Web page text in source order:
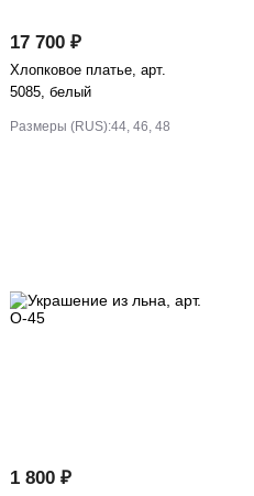
17 700 ₽
Хлопковое платье, арт.
5085, белый
Размеры (RUS):44, 46, 48
1 800 ₽